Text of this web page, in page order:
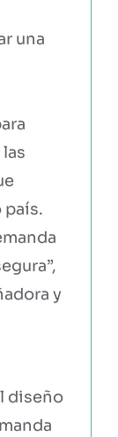
una
país.
y
diseño